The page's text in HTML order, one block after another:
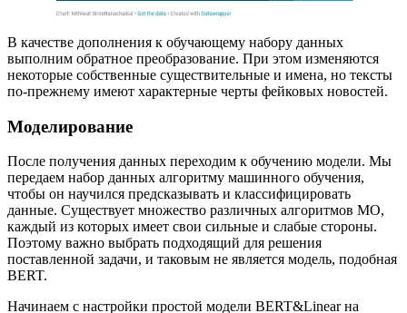
В качестве дополнения к обучающему набору данных
выполним обратное преобразование. При этом изменяются
некоторые собственные существительные и имена, но тексты
по-прежнему имеют характерные черты фейковых новостей.
Моделирование
После получения данных переходим к обучению модели. Мы
передаем набор данных алгоритму машинного обучения,
чтобы он научился предсказывать и классифицировать
данные. Существует множество различных алгоритмов МО,
каждый из которых имеет свои сильные и слабые стороны.
Поэтому важно выбрать подходящий для решения
поставленной задачи, и таковым не является модель, подобная
BERT.
Начинаем с настройки простой модели BERT&Linear на